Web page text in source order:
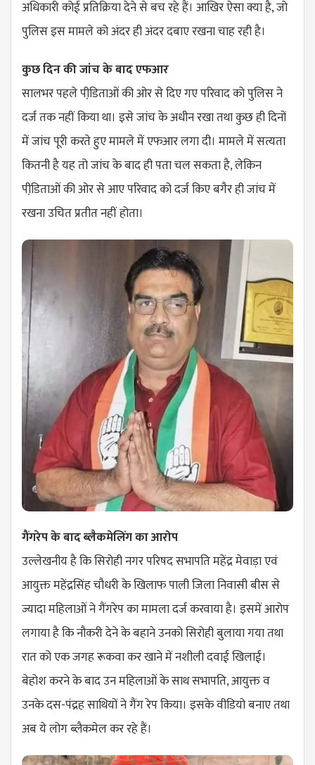
अधिकारी कोई प्रतिक्रिया देने से बच रहे हैं। आखिर ऐसा क्या है, जो
पुलिस इस मामले को अंदर ही अंदर दबाए रखना चाह रही है।
कुछ दिन की जांच के बाद एफआर
सालभर पहले पीडि़ताओं की ओर से दिए गए परिवाद को पुलिस ने
दर्ज तक नहीं किया था। इसे जांच के अधीन रखा तथा कुछ ही दिनों
में जांच पूरी करते हुए मामले में एफआर लगा दी। मामले में सत्यता
कितनी है यह तो जांच के बाद ही पता चल सकता है, लेकिन
पीडि़ताओं की ओर से आए परिवाद को दर्ज किए बगैर ही जांच में
रखना उचित प्रतीत नहीं होता।
गैंगरेप के बाद ब्लैकमेलिंग का आरोप
उल्लेखनीय है कि सिरोही नगर परिषद सभापति महेंद्र मेवाड़ा एवं
आयुक्त महेंद्रसिंह चौधरी के खिलाफ पाली जिला निवासी बीस से
ज्यादा महिलाओं ने गैंगरेप का मामला दर्ज करवाया है। इसमें आरोप
लगाया है कि नौकरी देने के बहाने उनको सिरोही बुलाया गया तथा
रात को एक जगह रूकवा कर खाने में नशीली दवाई खिलाई।
बेहोश करने के बाद उन महिलाओं के साथ सभापति, आयुक्त व
उनके दस-पंद्रह साथियों ने गैंग रेप किया। इसके वीडियो बनाए तथा
अब ये लोग ब्लैकमेल कर रहे हैं।